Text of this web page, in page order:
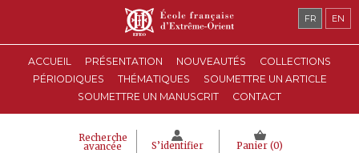
ACCUEIL PRÉSENTATION NOUVEAUTÉS
COLLECTIONS
PÉRIODIQUES
THÉMATIQUES
SOUMETTRE UN ARTICLE
SOUMETTRE UN MANUSCRIT
CONTACT
Recherche
avancée S’identifier Panier (0)
FR EN